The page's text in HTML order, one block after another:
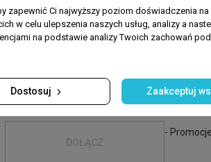
w
DOŁĄCZ
-
zapewnić Ci najwyższy poziom doświadczenia
w celu ulepszenia naszych usług, analizy a
na podstawie analizy Twoich zachowań
Dostosuj Zaakceptuj